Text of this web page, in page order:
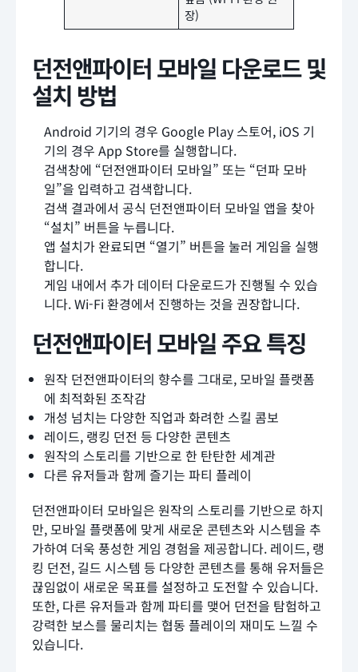
장)
던전앤파이터 모바일 다운로드 및
설치 방법
Android 기기의 경우 Google Play 스토어, iOS 기
기의 경우 App Store를 실행합니다.
검색창에 “던전앤파이터 모바일” 또는 “던파 모바
일”을 입력하고 검색합니다.
검색 결과에서 공식 던전앤파이터 모바일 앱을 찾아
“설치” 버튼을 누릅니다.
앱 설치가 완료되면 “열기” 버튼을 눌러 게임을 실행
합니다.
게임 내에서 추가 데이터 다운로드가 진행될 수 있습
니다. Wi-Fi 환경에서 진행하는 것을 권장합니다.
던전앤파이터 모바일 주요 특징
원작 던전앤파이터의 향수를 그대로, 모바일 플랫폼
에 최적화된 조작감
개성 넘치는 다양한 직업과 화려한 스킬 콤보
레이드, 랭킹 던전 등 다양한 콘텐츠
원작의 스토리를 기반으로 한 탄탄한 세계관
다른 유저들과 함께 즐기는 파티 플레이
던전앤파이터 모바일은 원작의 스토리를 기반으로 하지
만, 모바일 플랫폼에 맞게 새로운 콘텐츠와 시스템을 추
가하여 더욱 풍성한 게임 경험을 제공합니다. 레이드, 랭
킹 던전, 길드 시스템 등 다양한 콘텐츠를 통해 유저들은
끊임없이 새로운 목표를 설정하고 도전할 수 있습니다.
또한, 다른 유저들과 함께 파티를 맺어 던전을 탐험하고
강력한 보스를 물리치는 협동 플레이의 재미도 느낄 수
있습니다.